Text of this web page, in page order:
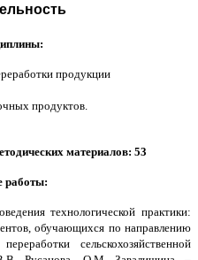
продукции
продуктов.
материалов: 53
работы:
технологической практики:
обучающихся по направлению
сельскохозяйственной